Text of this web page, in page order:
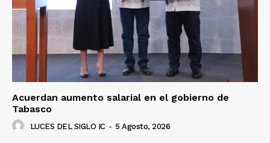
Acuerdan aumento salarial en el gobierno de
Tabasco
LUCES DEL SIGLO IC - 5 Agosto, 2026